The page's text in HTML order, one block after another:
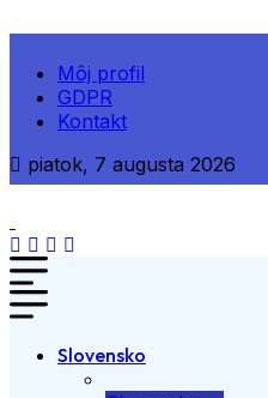
Môj profil
GDPR
Kontakt
piatok, 7 augusta 2026
Slovensko